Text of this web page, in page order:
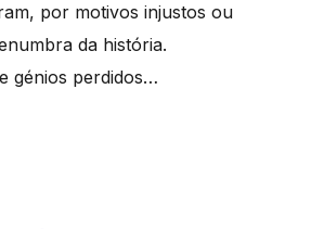
por motivos injustos ou
da história.
génios perdidos…